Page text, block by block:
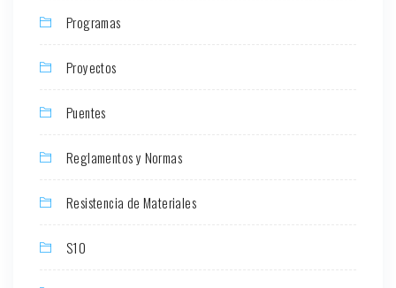
Programas
Proyectos
Puentes
Reglamentos y Normas
Resistencia de Materiales
S10